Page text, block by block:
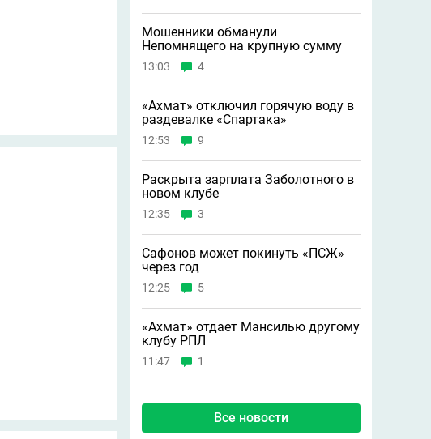
Мошенники обманули
Непомнящего на крупную сумму
13:03 4
«Ахмат» отключил горячую воду в
раздевалке «Спартака»
12:53 9
Раскрыта зарплата Заболотного в
новом клубе
12:35 3
Сафонов может покинуть «ПСЖ»
через год
12:25 5
«Ахмат» отдает Мансилью другому
клубу РПЛ
11:47 1
Все новости